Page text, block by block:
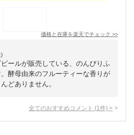
価格と在庫を楽天でチェック >>
ールが販売している、のんびりふ
酵母由来のフルーティーな香りが
どありません。
全てのおすすめコメント (1 件) >